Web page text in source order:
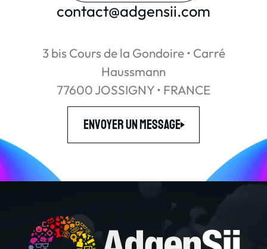
contact@adgensii.com
3 bis Cours de la Gondoire • Carré
Haussmann
77600 JOSSIGNY • FRANCE
Envoyer un message